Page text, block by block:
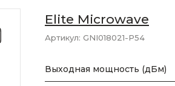
Elite Microwave
Артикул: GNI018021-P54
Выходная мощность (дБм)